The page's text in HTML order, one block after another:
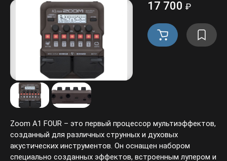
17 700 ₽
Zoom A1 FOUR – это первый процессор мультиэффектов,
созданный для различных струнных и духовых
акустических инструментов. Он оснащен набором
специально созданных эффектов, встроенным лупером и